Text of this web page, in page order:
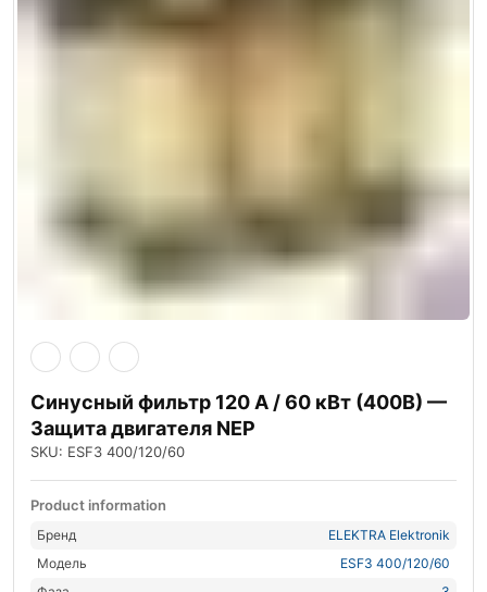
Синусный фильтр 120 А / 60 кВт (400В) —
Защита двигателя NEP
SKU: ESF3 400/120/60
Product information
Бренд
ELEKTRA Elektronik
Модель
ESF3 400/120/60